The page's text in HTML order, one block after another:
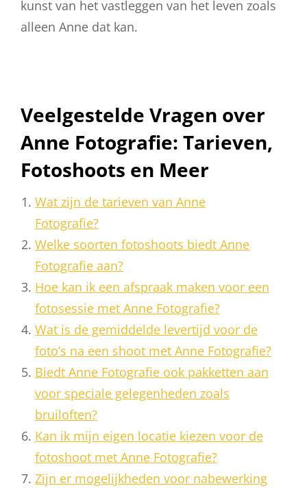
kunst van het vastleggen van het leven zoals
alleen Anne dat kan.
Veelgestelde Vragen over
Anne Fotografie: Tarieven,
Fotoshoots en Meer
Wat zijn de tarieven van Anne
Fotografie?
Welke soorten fotoshoots biedt Anne
Fotografie aan?
Hoe kan ik een afspraak maken voor een
fotosessie met Anne Fotografie?
Wat is de gemiddelde levertijd voor de
foto’s na een shoot met Anne Fotografie?
Biedt Anne Fotografie ook pakketten aan
voor speciale gelegenheden zoals
bruiloften?
Kan ik mijn eigen locatie kiezen voor de
fotoshoot met Anne Fotografie?
Zijn er mogelijkheden voor nabewerking